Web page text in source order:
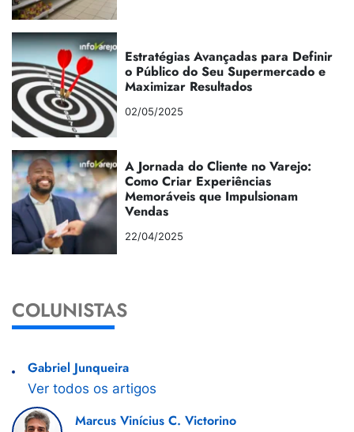
Estratégias Avançadas para Definir
o Público do Seu Supermercado e
Maximizar Resultados
02/05/2025
A Jornada do Cliente no Varejo:
Como Criar Experiências
Memoráveis que Impulsionam
Vendas
22/04/2025
COLUNISTAS
Gabriel Junqueira
Ver todos os artigos
Marcus Vinícius C. Victorino